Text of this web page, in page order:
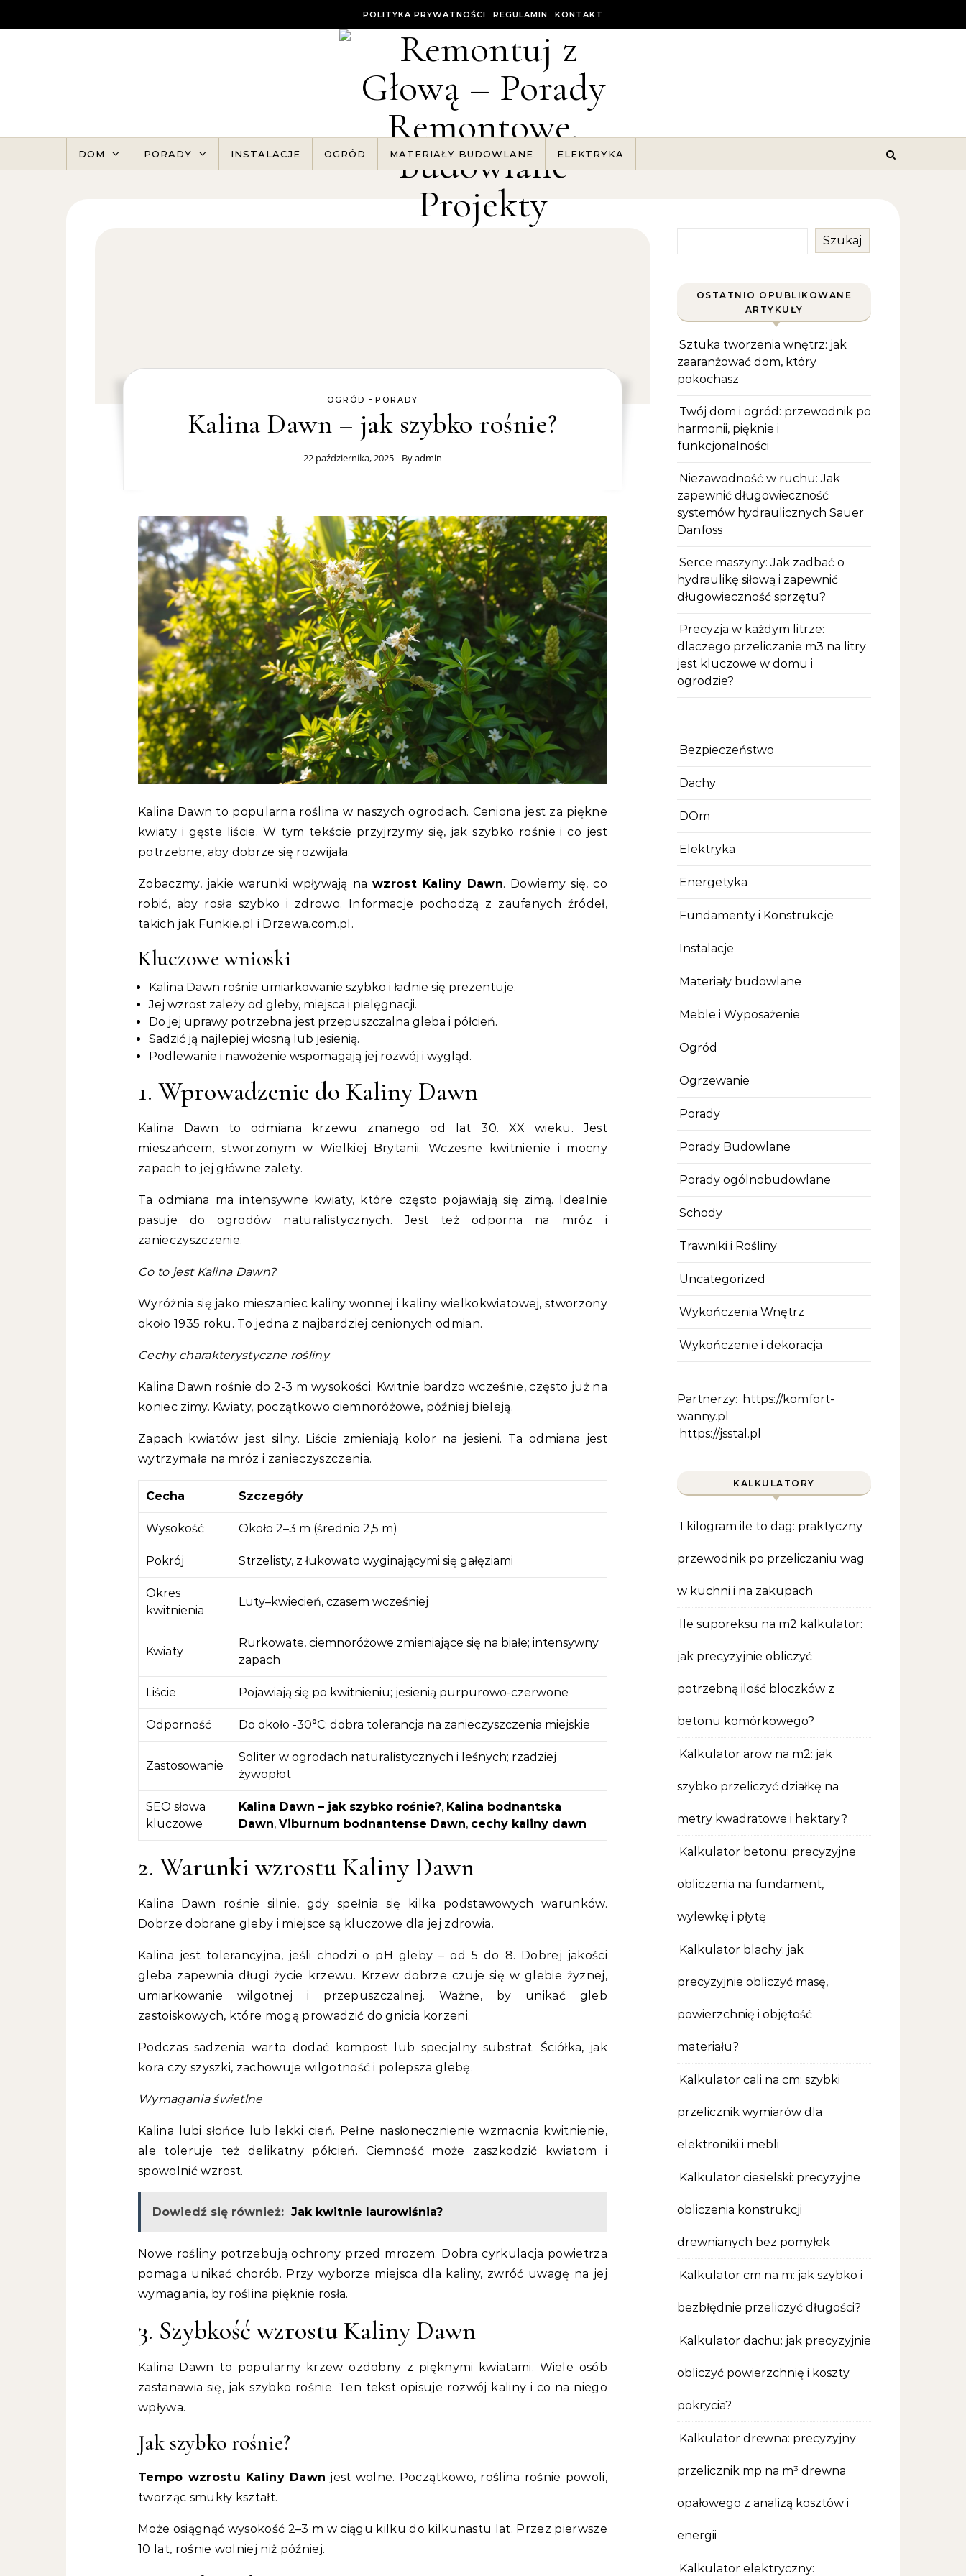
POLITYKA PRYWATNOŚCI REGULAMIN KONTAKT
DOM PORADY INSTALACJE OGRÓD MATERIAŁY BUDOWLANE ELEKTRYKA
OGRÓD - PORADY
Kalina Dawn – jak szybko rośnie?
22 października, 2025 - Byadmin
Kalina Dawn to popularna roślina w naszych ogrodach. Ceniona jest za piękne
kwiaty i gęste liście. W tym tekście przyjrzymy się, jak szybko rośnie i co jest
potrzebne, aby dobrze się rozwijała.
Zobaczmy, jakie warunki wpływają nawzrost Kaliny Dawn. Dowiemy się, co
robić, aby rosła szybko i zdrowo. Informacje pochodzą z zaufanych źródeł,
takich jak Funkie.pl i Drzewa.com.pl.
Kluczowe wnioski
Kalina Dawn rośnie umiarkowanie szybko i ładnie się prezentuje.
Jej wzrost zależy od gleby, miejsca i pielęgnacji.
Do jej uprawy potrzebna jest przepuszczalna gleba i półcień.
Sadzić ją najlepiej wiosną lub jesienią.
Podlewanie i nawożenie wspomagają jej rozwój i wygląd.
1. Wprowadzenie do Kaliny Dawn
Kalina Dawn to odmiana krzewu znanego od lat 30. XX wieku. Jest
mieszańcem, stworzonym w Wielkiej Brytanii. Wczesne kwitnienie i mocny
zapach to jej główne zalety.
Ta odmiana ma intensywne kwiaty, które często pojawiają się zimą. Idealnie
pasuje do ogrodów naturalistycznych. Jest też odporna na mróz i
zanieczyszczenie.
Co to jest Kalina Dawn?
Wyróżnia się jako mieszaniec kaliny wonnej i kaliny wielkokwiatowej, stworzony
około 1935 roku. To jedna z najbardziej cenionych odmian.
Cechy charakterystyczne rośliny
Kalina Dawn rośnie do 2-3 m wysokości. Kwitnie bardzo wcześnie, często już na
koniec zimy. Kwiaty, początkowo ciemnoróżowe, później bieleją.
Zapach kwiatów jest silny. Liście zmieniają kolor na jesieni. Ta odmiana jest
wytrzymała na mróz i zanieczyszczenia.
Cecha Szczegóły
Wysokość Około 2–3 m (średnio 2,5 m)
Pokrój Strzelisty, z łukowato wyginającymi się gałęziami
Okres
kwitnienia
Luty–kwiecień, czasem wcześniej
Kwiaty
Rurkowate, ciemnoróżowe zmieniające się na białe; intensywny
zapach
Liście Pojawiają się po kwitnieniu; jesienią purpurowo-czerwone
Odporność Do około -30°C; dobra tolerancja na zanieczyszczenia miejskie
Zastosowanie
Soliter w ogrodach naturalistycznych i leśnych; rzadziej
żywopłot
SEO słowa
kluczowe
Kalina Dawn – jak szybko rośnie?, Kalina bodnantska
Dawn, Viburnum bodnantense Dawn, cechy kaliny dawn
2. Warunki wzrostu Kaliny Dawn
Kalina Dawn rośnie silnie, gdy spełnia się kilka podstawowych warunków.
Dobrze dobrane gleby i miejsce są kluczowe dla jej zdrowia.
Kalina jest tolerancyjna, jeśli chodzi o pH gleby – od 5 do 8. Dobrej jakości
gleba zapewnia długi życie krzewu. Krzew dobrze czuje się w glebie żyznej,
umiarkowanie wilgotnej i przepuszczalnej. Ważne, by unikać gleb
zastoiskowych, które mogą prowadzić do gnicia korzeni.
Podczas sadzenia warto dodać kompost lub specjalny substrat. Ściółka, jak
kora czy szyszki, zachowuje wilgotność i polepsza glebę.
Wymagania świetlne
Kalina lubi słońce lub lekki cień. Pełne nasłonecznienie wzmacnia kwitnienie,
ale toleruje też delikatny półcień. Ciemność może zaszkodzić kwiatom i
spowolnić wzrost.
Dowiedź się również: Jak kwitnie laurowiśnia?
Nowe rośliny potrzebują ochrony przed mrozem. Dobra cyrkulacja powietrza
pomaga unikać chorób. Przy wyborze miejsca dla kaliny, zwróć uwagę na jej
wymagania, by roślina pięknie rosła.
3. Szybkość wzrostu Kaliny Dawn
Kalina Dawn to popularny krzew ozdobny z pięknymi kwiatami. Wiele osób
zastanawia się, jak szybko rośnie. Ten tekst opisuje rozwój kaliny i co na niego
wpływa.
Jak szybko rośnie?
Tempo wzrostu Kaliny Dawn jest wolne. Początkowo, roślina rośnie powoli,
tworząc smukły kształt.
Może osiągnąć wysokość 2–3 m w ciągu kilku do kilkunastu lat. Przez pierwsze
10 lat, rośnie wolniej niż później.
Szukaj
OSTATNIO OPUBLIKOWANE
ARTYKUŁY
Sztuka tworzenia wnętrz: jak
zaaranżować dom, który
pokochasz
Twój dom i ogród: przewodnik po
harmonii, pięknie i
funkcjonalności
Niezawodność w ruchu: Jak
zapewnić długowieczność
systemów hydraulicznych Sauer
Danfoss
Serce maszyny: Jak zadbać o
hydraulikę siłową i zapewnić
długowieczność sprzętu?
Precyzja w każdym litrze:
dlaczego przeliczanie m3 na litry
jest kluczowe w domu i
ogrodzie?
Bezpieczeństwo
Dachy
DOm
Elektryka
Energetyka
Fundamenty i Konstrukcje
Instalacje
Materiały budowlane
Meble i Wyposażenie
Ogród
Ogrzewanie
Porady
Porady Budowlane
Porady ogólnobudowlane
Schody
Trawniki i Rośliny
Uncategorized
Wykończenia Wnętrz
Wykończenie i dekoracja
Partnerzy: https://komfort-
wanny.pl
https://jsstal.pl
KALKULATORY
1 kilogram ile to dag: praktyczny
przewodnik po przeliczaniu wag
w kuchni i na zakupach
Ile suporeksu na m2 kalkulator:
jak precyzyjnie obliczyć
potrzebną ilość bloczków z
betonu komórkowego?
Kalkulator arow na m2: jak
szybko przeliczyć działkę na
metry kwadratowe i hektary?
Kalkulator betonu: precyzyjne
obliczenia na fundament,
wylewkę i płytę
Kalkulator blachy: jak
precyzyjnie obliczyć masę,
powierzchnię i objętość
materiału?
Kalkulator cali na cm: szybki
przelicznik wymiarów dla
elektroniki i mebli
Kalkulator ciesielski: precyzyjne
obliczenia konstrukcji
drewnianych bez pomyłek
Kalkulator cm na m: jak szybko i
bezbłędnie przeliczyć długości?
Kalkulator dachu: jak precyzyjnie
obliczyć powierzchnię i koszty
pokrycia?
Kalkulator drewna: precyzyjny
przelicznik mp na m³ drewna
opałowego z analizą kosztów i
energii
Kalkulator elektryczny: